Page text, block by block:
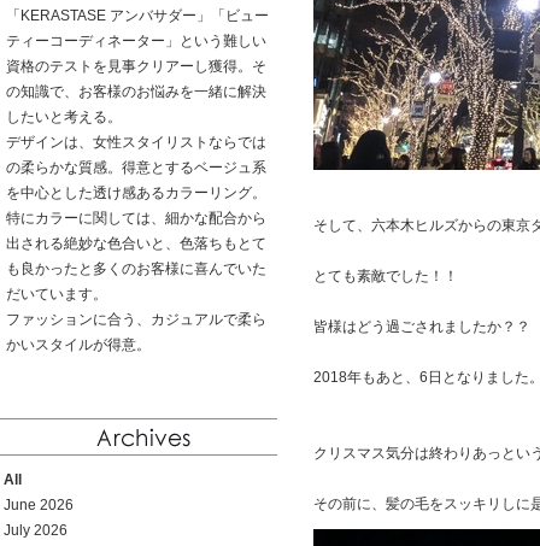
「KERASTASE アンバサダー」「ビュー
ティーコーディネーター」という難しい
資格のテストを見事クリアーし獲得。そ
の知識で、お客様のお悩みを一緒に解決
したいと考える。
デザインは、女性スタイリストならでは
の柔らかな質感。得意とするベージュ系
を中心とした透け感あるカラーリング。
特にカラーに関しては、細かな配合から
出される絶妙な色合いと、色落ちもとて
も良かったと多くのお客様に喜んでいた
だいています。
ファッションに合う、カジュアルで柔ら
かいスタイルが得意。
All
June 2026
July 2026
そして、六本木ヒルズからの東京
とても素敵でした！！
皆様はどう過ごされましたか？？
2018年もあと、6日となりました
クリスマス気分は終わりあっとい
その前に、髪の毛をスッキリしに